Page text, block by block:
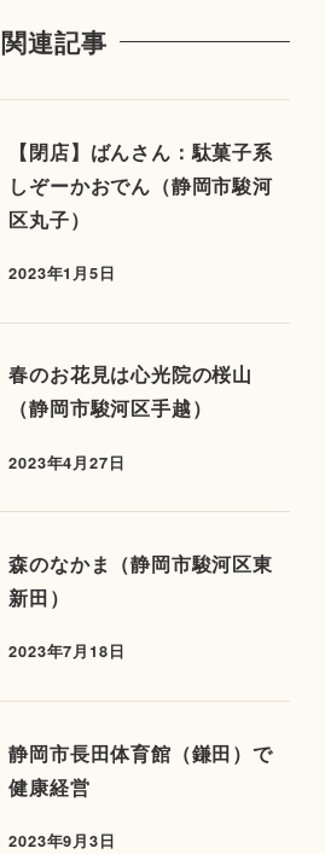
関連記事
【閉店】ばんさん：駄菓子系
しぞーかおでん（静岡市駿河
区丸子）
2023年1月5日
春のお花見は心光院の桜山
（静岡市駿河区手越）
2023年4月27日
森のなかま（静岡市駿河区東
新田）
2023年7月18日
静岡市長田体育館（鎌田）で
健康経営
2023年9月3日